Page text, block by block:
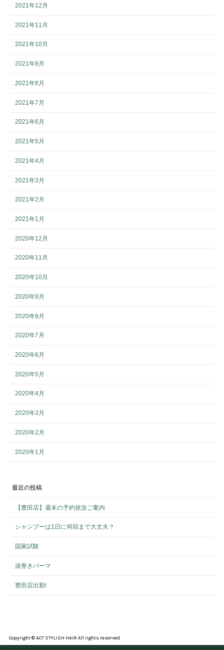
2021年12月
2021年11月
2021年10月
2021年9月
2021年8月
2021年7月
2021年6月
2021年5月
2021年4月
2021年3月
2021年2月
2021年1月
2020年12月
2020年11月
2020年10月
2020年9月
2020年8月
2020年7月
2020年6月
2020年5月
2020年4月
2020年3月
2020年2月
2020年1月
最近の投稿
【豊田店】週末の予約状況ご案内
シャンプーは1日に何回まで大丈夫？
国家試験
波巻きパーマ
豊田店出勤!
Copyright © ACT STYLISH HAIR All rights reserved